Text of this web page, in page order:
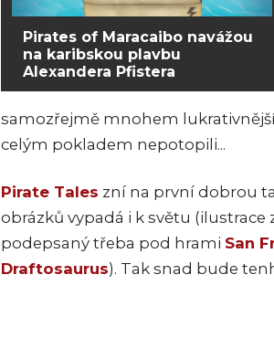
Pirates of Maracaibo navážou
na karibskou plavbu
Alexandera Pfistera
samozřejmě mnohem lukrativnější
celým pokladem nepotopili...
Pirate Tales zní na první dobrou
obrázků vypadá i k světu (ilustrace
podepsaný třeba pod hrami San
Draftosaurus). Tak snad bude